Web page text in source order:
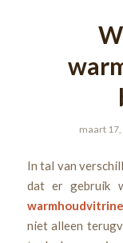
maart
In tal van
dat er gebruik
warmhoudvitrine
niet alleen